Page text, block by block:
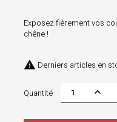
Exposez fièrement vos
chêne !
 Derniers articles en
Quantité